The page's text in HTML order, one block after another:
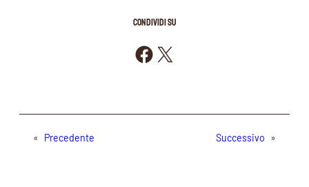
CONDIVIDI SU
Condividi su Facebook
Condividi su X
« Precedente Successivo »